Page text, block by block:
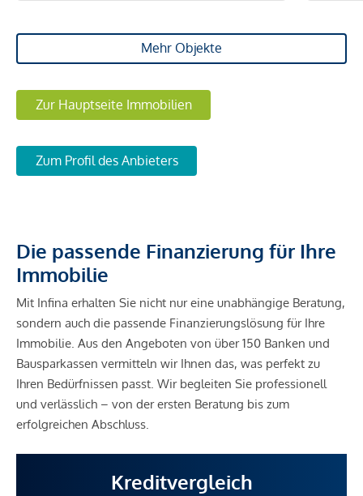
Mehr Objekte
Zur Hauptseite Immobilien
Zum Profil des Anbieters
Die passende Finanzierung für Ihre
Immobilie
Mit Infina erhalten Sie nicht nur eine unabhängige Beratung,
sondern auch die passende Finanzierungslösung für Ihre
Immobilie. Aus den Angeboten von über 150 Banken und
Bausparkassen vermitteln wir Ihnen das, was perfekt zu
Ihren Bedürfnissen passt. Wir begleiten Sie professionell
und verlässlich – von der ersten Beratung bis zum
erfolgreichen Abschluss.
Kreditvergleich